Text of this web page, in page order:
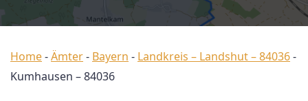
Home-Ämter- Bayern - Landkreis – Landshut – 84036-
Kumhausen – 84036